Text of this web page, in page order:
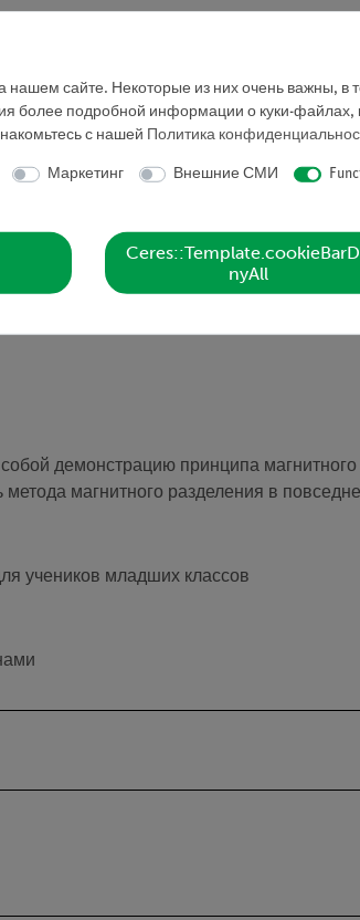
Кат.номер 15234-88D | Тип: Set
демонстрацию принципа
магнитного разделения в
учеников младших классов
сайте. Некоторые из них очень важны, в
более подробной информации о куки-файлах,
с нашей
Политика
Маркетинг Внешние СМИ
nyAll